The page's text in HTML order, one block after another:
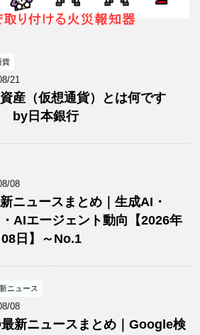
貨
21
産（仮想通貨）とは何です
by日本銀行
08
ニュースまとめ｜生成AI・
AIエージェント動向【2026年
日】～No.1
ニュース
08
新ニュースまとめ｜Google検